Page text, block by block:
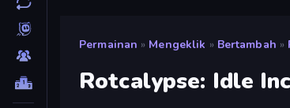
Permainan » Mengeklik » Bertambah »
Rotcalypse: Idle